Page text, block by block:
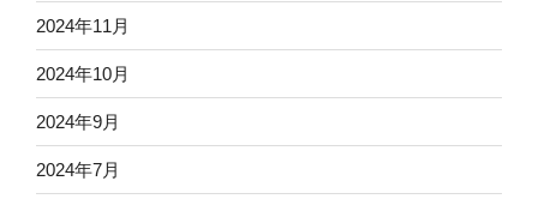
2024年11月
2024年10月
2024年9月
2024年7月